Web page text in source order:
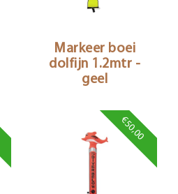
Markeer boei
dolfijn 1.2mtr -
geel
€50,00